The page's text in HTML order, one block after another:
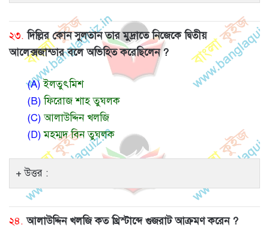
২৩. দিল্লির কোন সুলতান তার মুদ্রাতে নিজেকে দ্বিতীয়
আলেক্সজান্ডার বলে অভিহিত করেছিলেন ?
(A)ইলতুৎমিশ
(B)ফিরোজ শাহ তুঘলক
(C)আলাউদ্দিন খলজি
(D)মহম্মদ বিন তুঘলক
উত্তর :
২৪. আলাউদ্দিন খলজি কত খ্রিস্টাব্দে গুজরাট আক্রমণ করেন ?